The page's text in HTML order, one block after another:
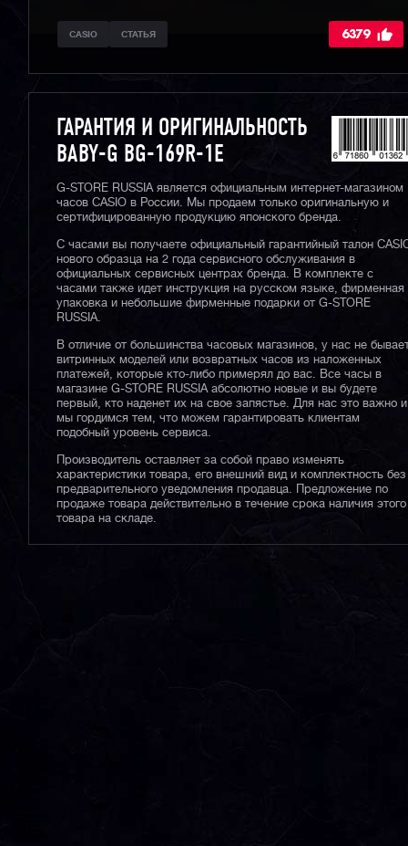
CASIO СТАТЬЯ 6379
ГАРАНТИЯ И ОРИГИНАЛЬНОСТЬ
BABY-G BG-169R-1E
G-STORE RUSSIA является официальным интернет-магазином
часов CASIO в России. Мы продаем только оригинальную и
сертифицированную продукцию японского бренда.
С часами вы получаете официальный гарантийный талон
нового образца на 2 года сервисного обслуживания в
официальных сервисных центрах бренда. В комплекте с
часами также идет инструкция на русском языке, фирменная
упаковка и небольшие фирменные подарки от G-STORE
RUSSIA.
В отличие от большинства часовых магазинов, у нас не
витринных моделей или возвратных часов из наложенных
платежей, которые кто-либо примерял до вас. Все часы в
магазине G-STORE RUSSIA абсолютно новые и вы будете
первый, кто наденет их на свое запястье. Для нас это важно и
мы гордимся тем, что можем гарантировать клиентам
подобный уровень сервиса.
Производитель оставляет за собой право изменять
характеристики товара, его внешний вид и комплектность без
предварительного уведомления продавца. Предложение по
продаже товара действительно в течение срока наличия этого
товара на складе.